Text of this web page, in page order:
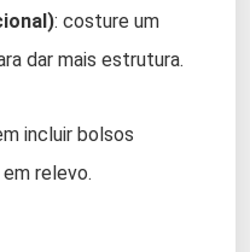
: costure um
dar mais estrutura.
incluir bolsos
relevo.